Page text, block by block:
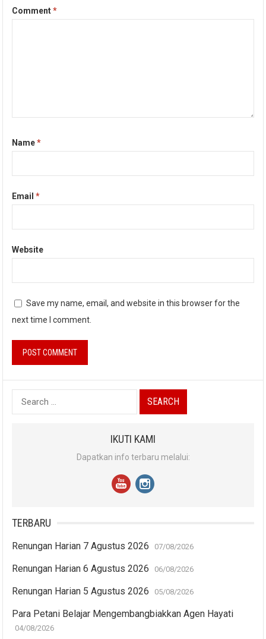
Comment*
Name*
Email*
Website
Save my name, email, and website in this browser for the
next time I comment.
Search
for:
IKUTI KAMI
Dapatkan info terbaru melalui:
TERBARU
Renungan Harian 7 Agustus 2026 07/08/2026
Renungan Harian 6 Agustus 2026 06/08/2026
Renungan Harian 5 Agustus 2026 05/08/2026
Para Petani Belajar Mengembangbiakkan Agen Hayati
04/08/2026